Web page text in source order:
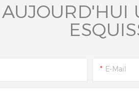
E-Mail